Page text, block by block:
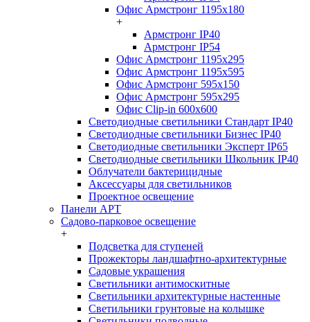
Офис Армстронг 1195x180
+
Армстронг IP40
Армстронг IP54
Офис Армстронг 1195x295
Офис Армстронг 1195x595
Офис Армстронг 595x150
Офис Армстронг 595x295
Офис Clip-in 600x600
Светодиодные светильники Стандарт IP40
Светодиодные светильники Бизнес IP40
Светодиодные светильники Эксперт IP65
Светодиодные светильники Школьник IP40
Облучатели бактерицидные
Аксессуары для светильников
Проектное освещение
Панели АРТ
Садово-парковое освещение
+
Подсветка для ступеней
Прожекторы ландшафтно-архитектурные
Садовые украшения
Светильники антимоскитные
Светильники архитектурные настенные
Светильники грунтовые на колышке